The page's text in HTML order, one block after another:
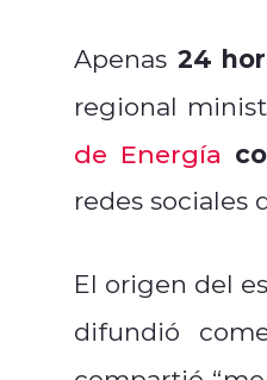
Apenas 24
regional
de Energía
redes sociales
El origen del
difundió